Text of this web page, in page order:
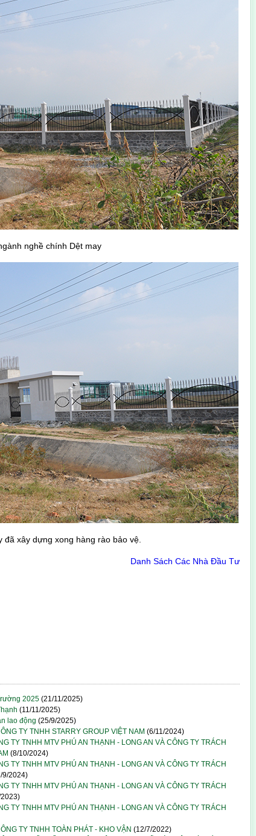
nghề chính Dệt may
đã xây dựng xong hàng rào bảo vệ.
Danh Sách Các Nhà Đầu Tư
2025 (21/11/2025)
(11/11/2025)
lao động (25/9/2025)
TY TNHH STARRY GROUP VIỆT NAM (6/11/2024)
TY TNHH MTV PHÚ AN THẠNH - LONG AN VÀ CÔNG TY TRÁCH
(8/10/2024)
TY TNHH MTV PHÚ AN THẠNH - LONG AN VÀ CÔNG TY TRÁCH
2024)
TY TNHH MTV PHÚ AN THẠNH - LONG AN VÀ CÔNG TY TRÁCH
TY TNHH MTV PHÚ AN THẠNH - LONG AN VÀ CÔNG TY TRÁCH
TY TNHH TOÀN PHÁT - KHO VẬN (12/7/2022)